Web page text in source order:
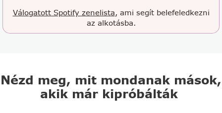
Válogatott Spotify zenelista, ami segít belefeledkezni
az alkotásba.
Nézd meg, mit mondanak mások,
akik már kipróbálták